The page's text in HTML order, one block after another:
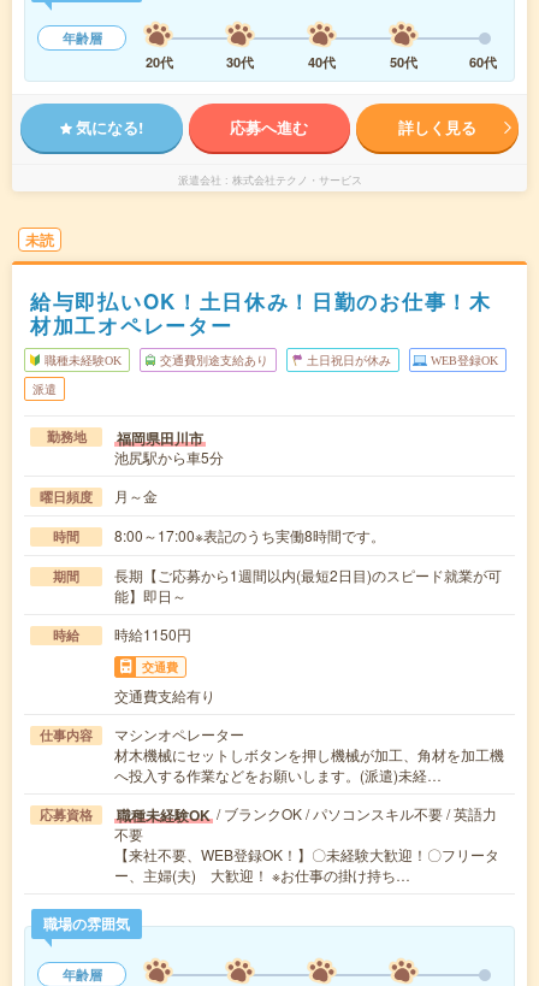
年齢層
20代
30代 40代 50代 60代
気になる! 応募へ進む 詳しく見る
派遣会社 株式会社テクノ・サービス
未読
給与即払いOK！土日休み！日勤のお仕事！木
材加工オペレーター
職種未経験OK 交通費別途支給あり 土日祝日が休み WEB登録OK
派遣
勤務地 福岡県田川市
池尻駅から車5分
曜日頻度 月～金
時間 8:00～17:00※表記のうち実働8時間です。
期間
長期【ご応募から1週間以内(最短2日目)のスピード就業が可
能】即日～
時給 時給1150円
交通費
交通費支給有り
仕事内容
マシンオペレーター
材木機械にセットしボタンを押し機械が加工、角材を加工機
へ投入する作業などをお願いします。(派遣)未経…
応募資格 職種未経験OK / ブランクOK / パソコンスキル不要 / 英語力
不要
【来社不要、WEB登録OK！】〇未経験大歓迎！〇フリータ
ー、主婦(夫) 大歓迎！ ※お仕事の掛け持ち…
職場の雰囲気
年齢層